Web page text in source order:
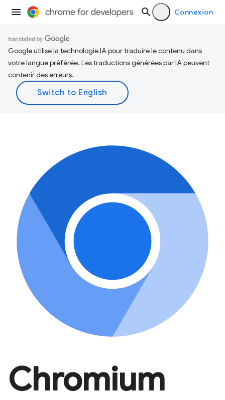
Connexion
Google utilise la technologie IA pour traduire le contenu dans
votre langue préférée. Les traductions générées par IA peuvent
contenir des erreurs.
Chromium